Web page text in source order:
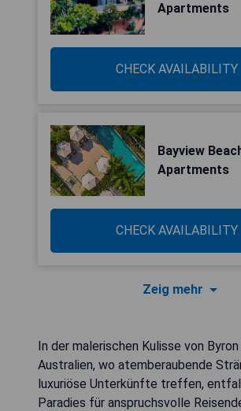
Apartments
CHECK AVAILABILITY
Bayview
Apartments
CHECK AVAILABILITY
Zeig mehr
In der malerischen Kulisse von Byron
Australien, wo atemberaubende
luxuriöse Unterkünfte treffen,
Paradies für anspruchsvolle